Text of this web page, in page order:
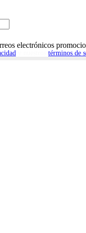
electrónicos
términos de